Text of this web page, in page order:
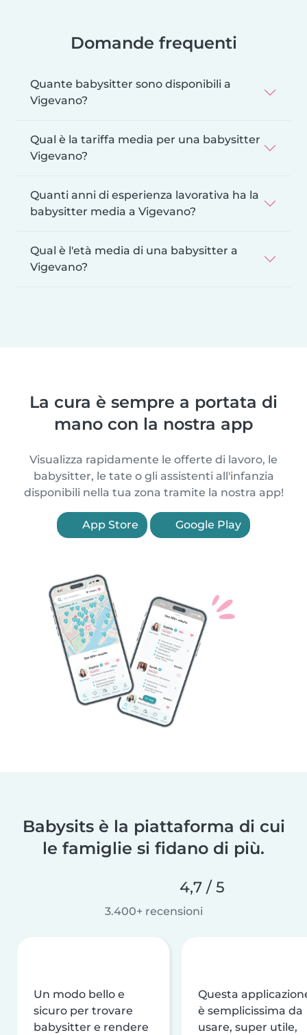
Domande frequenti
Quante babysitter sono disponibili a
Vigevano?
Qual è la tariffa media per una babysitter
Vigevano?
Quanti anni di esperienza lavorativa ha la
babysitter media a Vigevano?
Qual è l'età media di una babysitter a
Vigevano?
La cura è sempre a portata di
mano con la nostra app
Visualizza rapidamente le offerte di lavoro, le
babysitter, le tate o gli assistenti all'infanzia
disponibili nella tua zona tramite la nostra app!
App Store Google Play
Babysits è la piattaforma di cui
le famiglie si fidano di più.
4,7 / 5
3.400+ recensioni
Un modo bello e
sicuro per trovare
babysitter e rendere
Questa
è semplicissima da
usare, super utile,